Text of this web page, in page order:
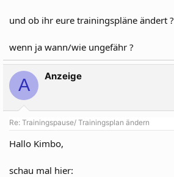
und ob ihr eure trainingspläne ändert ?
wenn ja wann/wie ungefähr ?
A Anzeige
Re: Trainingspause/ Trainingsplan ändern
Hallo Kimbo,
schau mal hier: